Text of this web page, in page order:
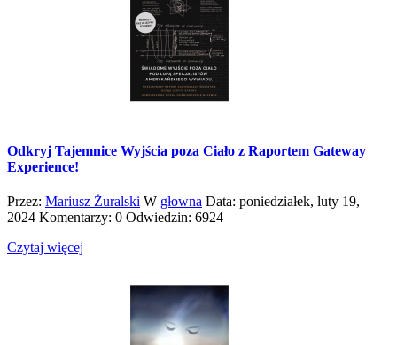
Odkryj Tajemnice Wyjścia poza Ciało z Raportem Gateway
Experience!
Przez: Mariusz Żuralski W głowna Data: poniedziałek, luty 19,
2024 Komentarzy: 0 Odwiedzin: 6924
Czytaj więcej